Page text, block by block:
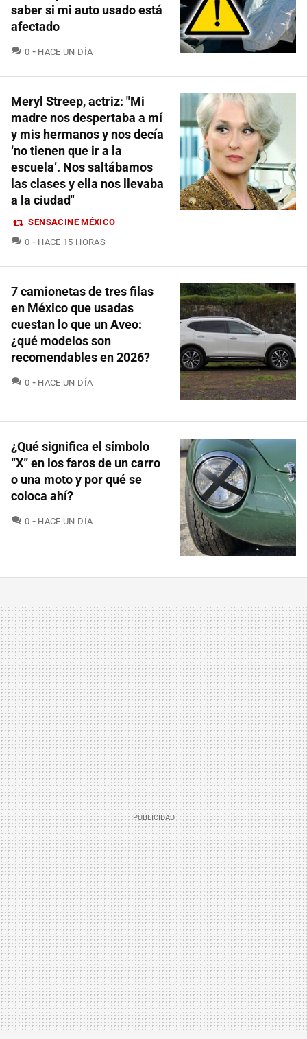
saber si mi auto usado está
afectado
0 COMENTARIOS
HACE UN DÍA
Meryl Streep, actriz: "Mi
madre nos despertaba a mí
y mis hermanos y nos decía
‘no tienen que ir a la
escuela’. Nos saltábamos
las clases y ella nos llevaba
a la ciudad"
SENSACINE MÉXICO
0 COMENTARIOS
HACE 15 HORAS
7 camionetas de tres filas
en México que usadas
cuestan lo que un Aveo:
¿qué modelos son
recomendables en 2026?
0 COMENTARIOS
HACE UN DÍA
¿Qué significa el símbolo
“X” en los faros de un carro
o una moto y por qué se
coloca ahí?
0 COMENTARIOS
HACE UN DÍA